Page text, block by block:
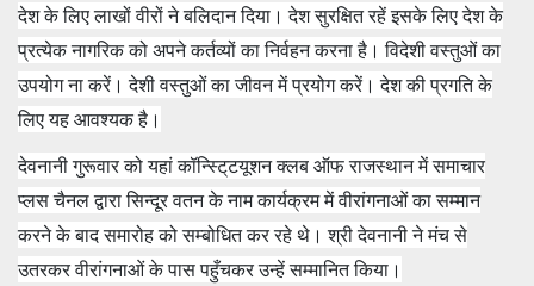
देश के लिए लाखों वीरों ने बलिदान दिया। देश सुरक्षित रहें इसके लिए देश के
प्रत्‍येक नागरिक को अपने कर्तव्‍यों का निर्वहन करना है। विदेशी वस्‍तुओं का
उपयोग ना करें। देशी वस्‍तुओं का जीवन में प्रयोग करें। देश की प्रगति के
लिए यह आवश्‍यक है।
देवनानी गुरूवार को यहां कॉन्स्टि्टयूशन क्‍लब ऑफ राजस्‍थान में समाचार
प्‍लस चैनल द्वारा सिन्‍दूर वतन के नाम कार्यक्रम में वीरांगनाओं का सम्‍मान
करने के बाद समारोह को सम्‍बोधित कर रहे थे। श्री देवनानी ने मंच से
उतरकर वीरांगनाओं के पास पहुँचकर उन्‍हें सम्‍मानित किया।